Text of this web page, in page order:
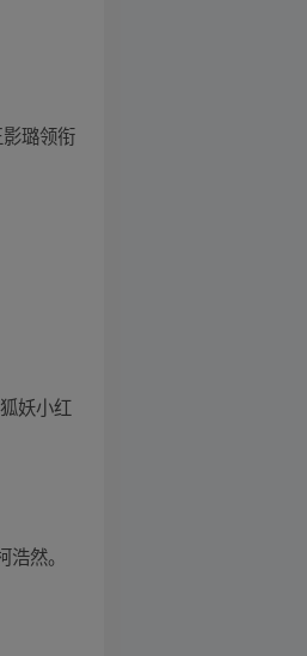
璐领衔
妖小红
然。